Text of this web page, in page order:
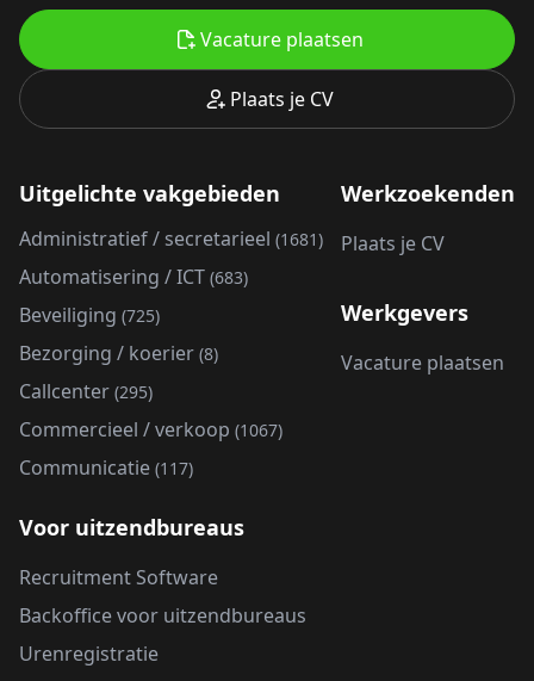
Plaats je CV
Vacature plaatsen
Uitgelichte vakgebieden
Administratief / secretarieel (1681)
Automatisering / ICT (683)
Beveiliging (725)
Bezorging / koerier (8)
Callcenter (295)
Commercieel / verkoop (1067)
Communicatie (117)
Werkzoekenden
Plaats je CV
Werkgevers
Vacature plaatsen
Voor uitzendbureaus
Recruitment Software
Backoffice voor uitzendbureaus
Urenregistratie